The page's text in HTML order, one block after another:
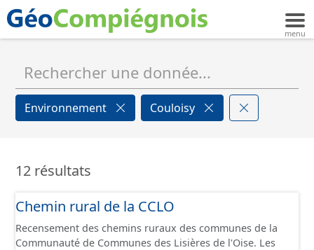
Environnement Couloisy
12 résultats
Chemin rural de la CCLO
Recensement des chemins ruraux des communes de la
Communauté de Communes des Lisières de l'Oise. Les